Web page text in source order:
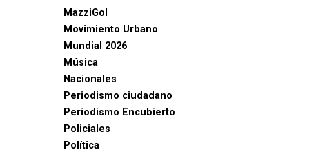
MazziGol
Movimiento Urbano
Mundial 2026
Música
Nacionales
Periodismo ciudadano
Periodismo Encubierto
Policiales
Política